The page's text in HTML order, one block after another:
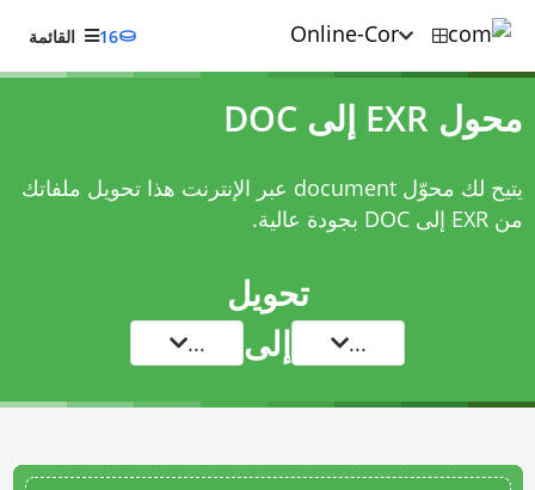
16 القائمة
محول EXR إلى DOC
يتيح لك محوّل document عبر الإنترنت هذا تحويل ملفاتك
من EXR إلى DOC بجودة عالية.
تحويل
... إلى ...